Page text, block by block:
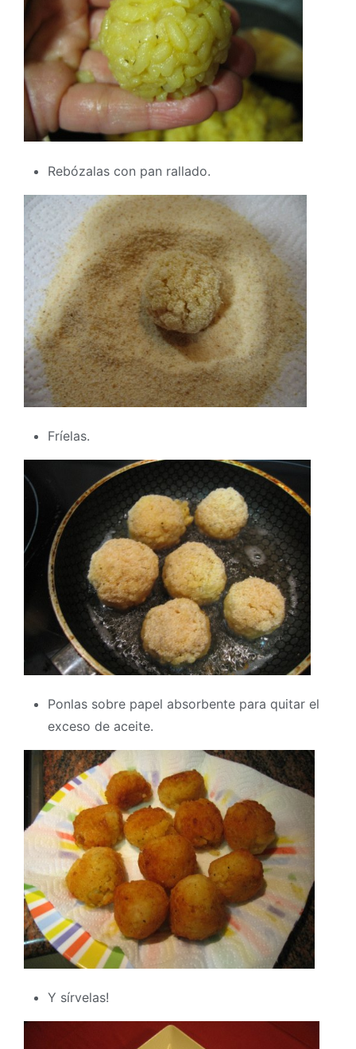
Rebózalas con pan rallado.
Fríelas.
Ponlas sobre papel absorbente para quitar el
exceso de aceite.
Y sírvelas!